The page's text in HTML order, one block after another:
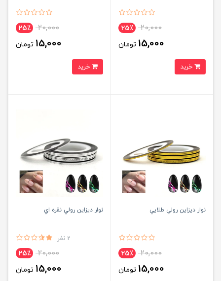
20,000 25٪
15,000 تومان
20,000 25٪
15,000 تومان
نوار ديزاين رولي طلايي
20,000 25٪
15,000 تومان
نوار ديزاين رولي نقره اي
2 نفر
20,000 25٪
15,000 تومان